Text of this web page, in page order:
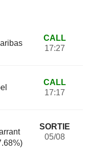
CALL
17:27
CALL
17:17
SORTIE
05/08